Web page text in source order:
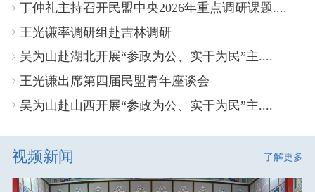
丁仲礼主持召开民盟中央2026年重点调研课题....
王光谦率调研组赴吉林调研
吴为山赴湖北开展“参政为公、实干为民”主....
王光谦出席第四届民盟青年座谈会
吴为山赴山西开展“参政为公、实干为民”主....
视频新闻 了解更多